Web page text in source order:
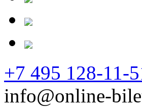
+7 495 128-11-
info@online-